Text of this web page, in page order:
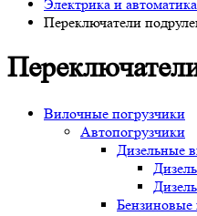
Электрика и автоматика
Переключатели
Вилочные погрузчики
Автопогрузчики
Дизельные
Бензиновые